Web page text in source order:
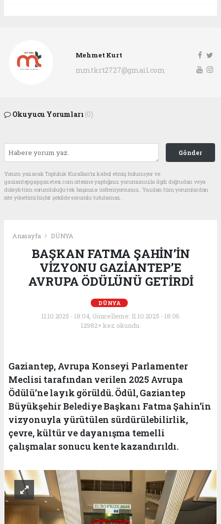
Mehmet Kurt
mmtkrt2727@gmail.com
Okuyucu Yorumları (0)
Gönder
Yorum yazarak Topluluk Kuralları’nı kabul etmiş bulunuyor ve
gaziantepgapgazetesi.com sitesine yaptığınız yorumunuzla ilgili doğrudan veya
dolaylı tüm sorumluluğu tek başınıza üstleniyorsunuz. Yazılan tüm yorumlardan
site yönetimi hiçbir şekilde sorumlu tutulamaz.
Anasayfa DÜNYA
BAŞKAN FATMA ŞAHİN’İN
VİZYONU GAZİANTEP’E
AVRUPA ÖDÜLÜNÜ GETİRDİ
DÜNYA
11.10.2025 - 18:04, Güncelleme: 11.10.2025 - 18:06
12982+ kez okundu.
Gaziantep, Avrupa Konseyi Parlamenter
Meclisi tarafından verilen 2025 Avrupa
Ödülü’ne layık görüldü. Ödül, Gaziantep
Büyükşehir Belediye Başkanı Fatma Şahin’in
vizyonuyla yürütülen sürdürülebilirlik,
çevre, kültür ve dayanışma temelli
çalışmalar sonucu kente kazandırıldı.